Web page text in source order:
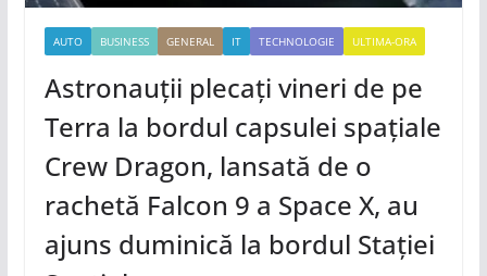
AUTO BUSINESS GENERAL IT TECHNOLOGIE ULTIMA-ORA
Astronauții plecați vineri de pe
Terra la bordul capsulei spațiale
Crew Dragon, lansată de o
rachetă Falcon 9 a Space X, au
ajuns duminică la bordul Stației